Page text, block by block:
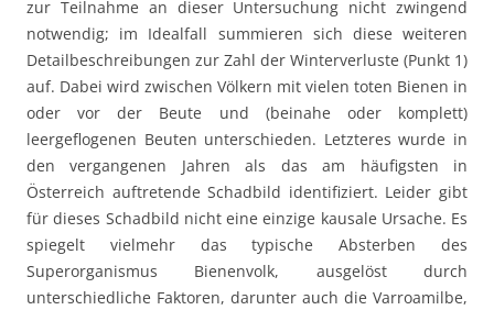
zur Teilnahme an dieser Untersuchung nicht zwingend
notwendig; im Idealfall summieren sich diese weiteren
Detailbeschreibungen zur Zahl der Winterverluste (Punkt 1)
auf. Dabei wird zwischen Völkern mit vielen toten Bienen in
oder vor der Beute und (beinahe oder komplett)
leergeflogenen Beuten unterschieden. Letzteres wurde in
den vergangenen Jahren als das am häufigsten in
Österreich auftretende Schadbild identifiziert. Leider gibt
für dieses Schadbild nicht eine einzige kausale Ursache. Es
spiegelt vielmehr das typische Absterben des
Superorganismus Bienenvolk, ausgelöst durch
unterschiedliche Faktoren, darunter auch die Varroamilbe,